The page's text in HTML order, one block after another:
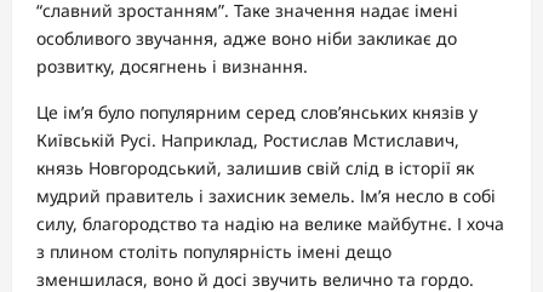
“славний зростанням”. Таке значення надає імені
особливого звучання, адже воно ніби закликає до
розвитку, досягнень і визнання.
Це ім’я було популярним серед слов’янських князів у
Київській Русі. Наприклад, Ростислав Мстиславич,
князь Новгородський, залишив свій слід в історії як
мудрий правитель і захисник земель. Ім’я несло в собі
силу, благородство та надію на велике майбутнє. І хоча
з плином століть популярність імені дещо
зменшилася, воно й досі звучить велично та гордо.